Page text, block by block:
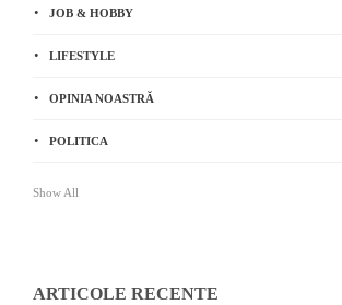
JOB & HOBBY
LIFESTYLE
OPINIA NOASTRĂ
POLITICA
Show All
ARTICOLE RECENTE